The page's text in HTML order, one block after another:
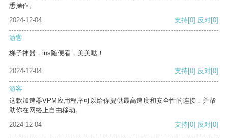
悉操作。
2024-12-04
支持[0] 反对[0]
游客
梯子神器，ins随便看，美美哒！
2024-12-04 支持[0] 反对[0]
游客
这款加速器VPM应用程序可以给你提供最高速度和安全性的连接，并帮
助你在网络上自由移动。
2024-12-04
支持[0] 反对[0]